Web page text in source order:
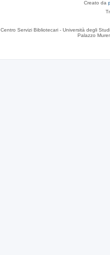
Creato da
Centro Servizi Bibliotecari - Università degli
Palazzo